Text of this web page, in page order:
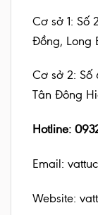
Cơ sở 1: Số
Đồng, Long
Cơ sở 2: Số
Tân Đông
Hotline:
Email:
Website: